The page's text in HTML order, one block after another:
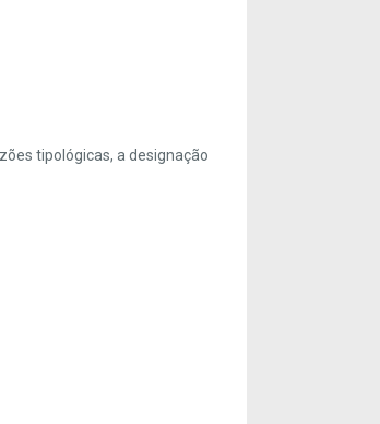
tipológicas, a designação